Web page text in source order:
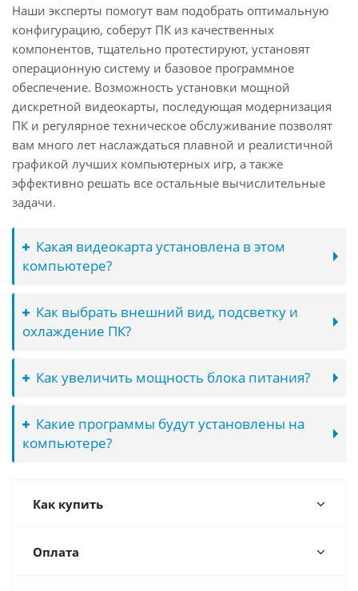
Наши эксперты помогут вам подобрать оптимальную
конфигурацию, соберут ПК из качественных
компонентов, тщательно протестируют, установят
операционную систему и базовое программное
обеспечение. Возможность установки мощной
дискретной видеокарты, последующая модернизация
ПК и регулярное техническое обслуживание позволят
вам много лет наслаждаться плавной и реалистичной
графикой лучших компьютерных игр, а также
эффективно решать все остальные вычислительные
задачи.
Какая видеокарта установлена в этом
компьютере?
Как выбрать внешний вид, подсветку и
охлаждение ПК?
Как увеличить мощность блока питания?
Какие программы будут установлены на
компьютере?
Как купить
Оплата